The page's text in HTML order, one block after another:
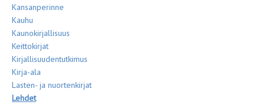
Kansanperinne
Kauhu
Kaunokirjallisuus
Keittokirjat
Kirjallisuudentutkimus
Kirja-ala
Lasten- ja nuortenkirjat
Lehdet